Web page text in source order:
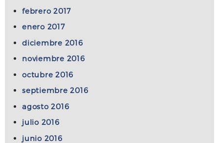
febrero 2017
enero 2017
diciembre 2016
noviembre 2016
octubre 2016
septiembre 2016
agosto 2016
julio 2016
junio 2016